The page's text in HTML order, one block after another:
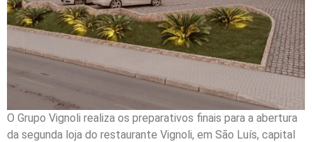
O Grupo Vignoli realiza os preparativos finais para a abertura
da segunda loja do restaurante Vignoli, em São Luís, capital